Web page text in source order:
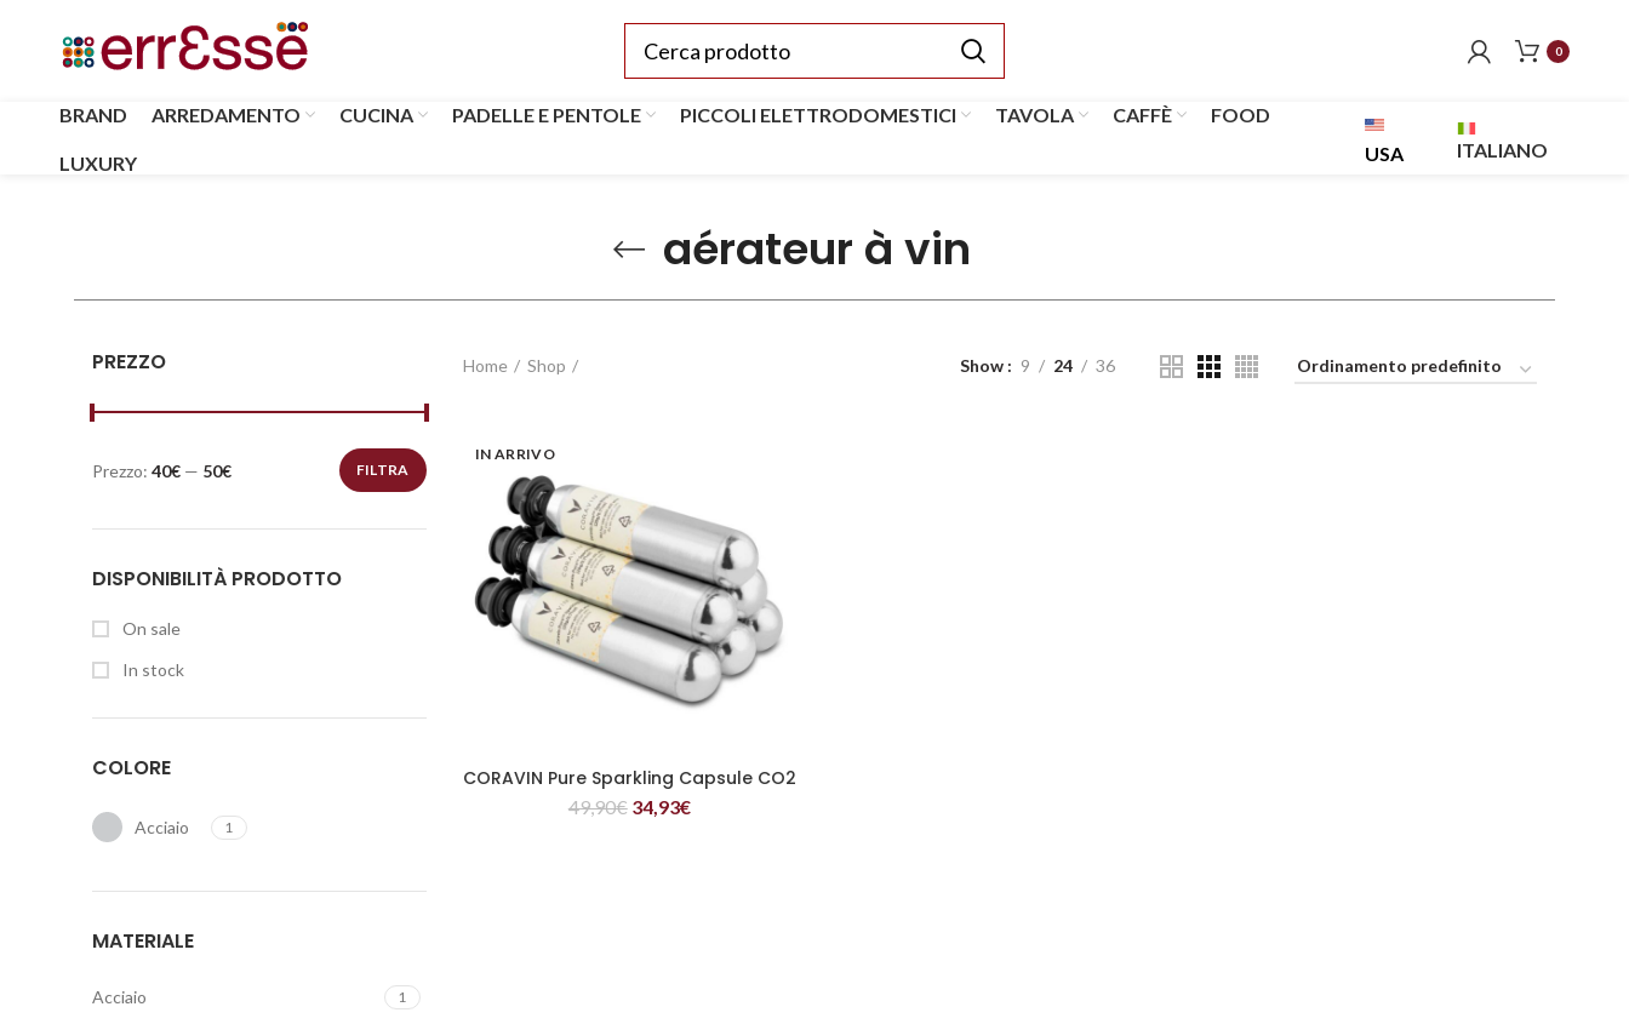
0
BRAND ARREDAMENTO CUCINA PADELLE E PENTOLE PICCOLI ELETTRODOMESTICI TAVOLA CAFFÈ FOOD
LUXURY USA ITALIANO
aérateur à vin
PREZZO
FILTRA
Prezzo: 40€ — 50€
DISPONIBILITÀ PRODOTTO
On sale
In stock
COLORE
Acciaio 1
MATERIALE
Acciaio 1
Home Shop Show 9 24 36
IN ARRIVO
LEGGI TUTTO
CORAVIN Pure Sparkling Capsule CO2
49,90€ 34,93€